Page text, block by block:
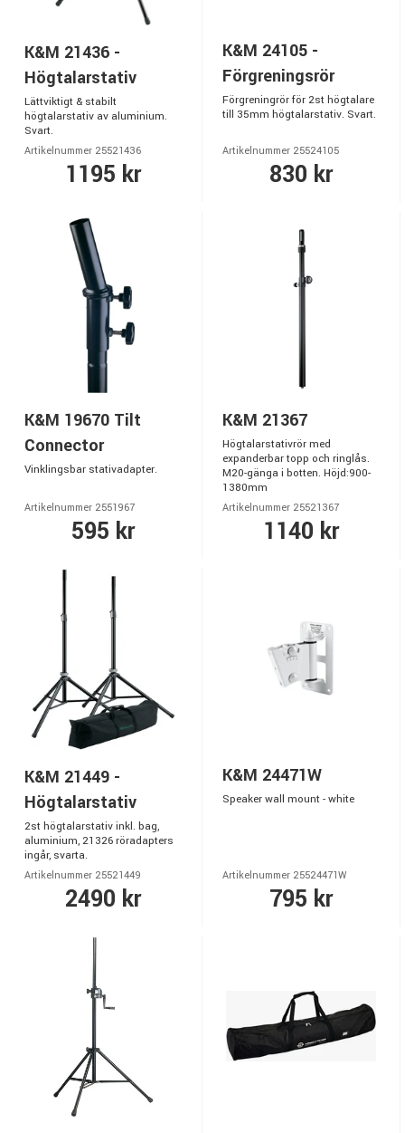
K&M 21436 -
Högtalarstativ
Lättviktigt & stabilt
högtalarstativ av aluminium.
Svart.
Artikelnummer 25521436
1195 kr
K&M 24105 -
Förgreningsrör
Förgreningrör för 2st högtalare
till 35mm högtalarstativ. Svart.
Artikelnummer 25524105
830 kr
K&M 19670 Tilt
Connector
Vinklingsbar stativadapter.
Artikelnummer 2551967
595 kr
K&M 21367
Högtalarstativrör med
expanderbar topp och ringlås.
M20-gänga i botten. Höjd:900-
1380mm
Artikelnummer 25521367
1140 kr
K&M 21449 -
Högtalarstativ
2st högtalarstativ inkl. bag,
aluminium, 21326 röradapters
ingår, svarta.
Artikelnummer 25521449
2490 kr
K&M 24471W
Speaker wall mount - white
Artikelnummer 25524471W
795 kr